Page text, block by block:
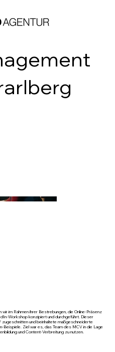
im Rahmen ihrer Bestrebungen, die Online-Präsenz
Workshop konzipiert und durchgeführt. Dieser
und beinhaltete maßgeschneiderte
Beispiele. Ziel war es, das Team des MCV in die Lage
und Content-Verbreitung zu nutzen.